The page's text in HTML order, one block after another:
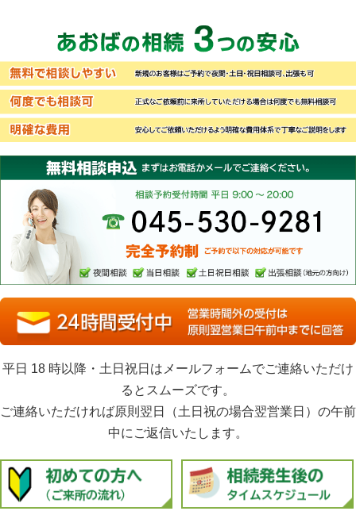
あおばの相続3つの安心
無料で相談しやすい
新規のお客様はご予約で夜間・土日・祝日相談可、出張も可
何度でも相談可
正式なご依頼前に来所していただける場合は何度でも無料相
明確な費用
安心してご依頼いただけるよう明確な費用体系で丁寧なご説
無料相談申込
まずはお電話かメールでご連絡ください。
完全予約制。ご予約で以下の対応が可能です。
夜間相談・当日相談・土日祝日相談・出張相談（地元の方向
平日 18 時以降・土日祝日はメールフォームでご連絡いただけ
るとスムーズです。
ご連絡いただければ原則翌日（土日祝の場合翌営業日）の午前
中にご返信いたします。